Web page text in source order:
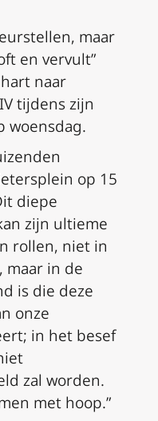
maar
en vervult”
naar
tijdens zijn
woensdag.
op 15
diepe
zijn ultieme
rollen, niet in
maar in de
is die deze
onze
in het besef
zal worden.
met hoop.”